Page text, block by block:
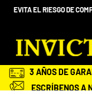
contenido
EVITA EL RIESGO DE
3 AÑOS DE
ESCRÍBENOS A